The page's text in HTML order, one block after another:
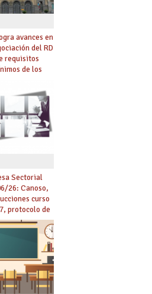
avances en
del RD
requisitos
de los
al Ministerio
compromisos
con
agilidad
posible
Sectorial
26: Canoso,
curso
protocolo de